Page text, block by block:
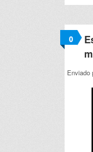
0
Enviado